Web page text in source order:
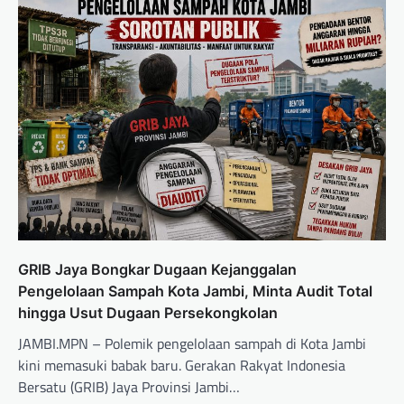
GRIB Jaya Bongkar Dugaan Kejanggalan
Pengelolaan Sampah Kota Jambi, Minta Audit Total
hingga Usut Dugaan Persekongkolan
JAMBI.MPN – Polemik pengelolaan sampah di Kota Jambi
kini memasuki babak baru. Gerakan Rakyat Indonesia
Bersatu (GRIB) Jaya Provinsi Jambi…